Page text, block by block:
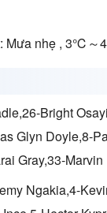
Mưa nhẹ , 3℃
Bright
Glyn Doyle,8-
Gray,33-
Ngakia,4-